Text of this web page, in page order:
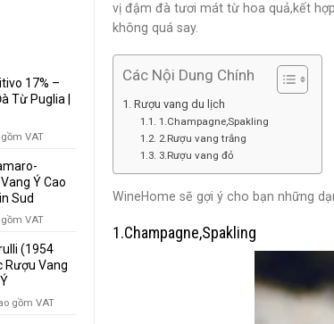
17% –
Từ Puglia |
VNĐ.
VAT
Ý Cao
Sud
VNĐ.
VAT
(1954
Rượu Vang
gồm VAT
vị đậm đà tươi mát từ hoa quả,kết
không quá say.
Các Nội Dung Chính
Rượu vang du lịch
1.Champagne,Spakling
2.Rượu vang trắng
3.Rượu vang đỏ
WineHome sẽ gợi ý cho bạn những
1.Champagne,Spakling